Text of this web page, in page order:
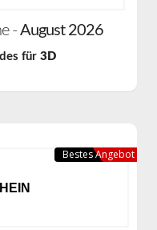
-August 2026
für 3D
Bestes Angebot